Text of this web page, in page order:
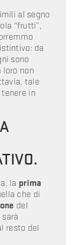
al segno
“frutti”,
da
sono
loro non
tale
in
la prima
che di
del
resto del